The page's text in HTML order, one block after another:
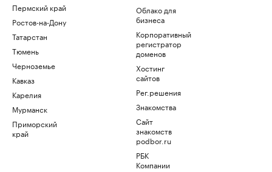
Пермский край
Ростов-на-Дону
Татарстан
Тюмень
Черноземье
Кавказ
Карелия
Мурманск
Приморский
край
Облако для
бизнеса
Корпоративный
регистратор
доменов
Хостинг
сайтов
Рег.решения
Знакомства
Сайт
знакомств
podbor.ru
РБК
Компании